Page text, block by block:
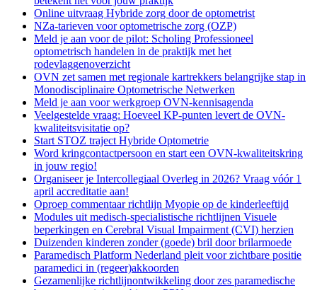
Online uitvraag Hybride zorg door de optometrist
NZa-tarieven voor optometrische zorg (OZP)
Meld je aan voor de pilot: Scholing Professioneel
optometrisch handelen in de praktijk met het
rodevlaggenoverzicht
OVN zet samen met regionale kartrekkers belangrijke stap in
Monodisciplinaire Optometrische Netwerken
Meld je aan voor werkgroep OVN-kennisagenda
Veelgestelde vraag: Hoeveel KP-punten levert de OVN-
kwaliteitsvisitatie op?
Start STOZ traject Hybride Optometrie
Word kringcontactpersoon en start een OVN-kwaliteitskring
in jouw regio!
Organiseer je Intercollegiaal Overleg in 2026? Vraag vóór 1
april accreditatie aan!
Oproep commentaar richtlijn Myopie op de kinderleeftijd
Modules uit medisch-specialistische richtlijnen Visuele
beperkingen en Cerebral Visual Impairment (CVI) herzien
Duizenden kinderen zonder (goede) bril door brilarmoede
Paramedisch Platform Nederland pleit voor zichtbare positie
paramedici in (regeer)akkoorden
Gezamenlijke richtlijnontwikkeling door zes paramedische